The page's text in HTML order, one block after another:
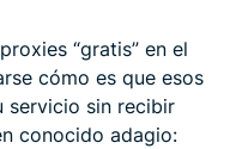
“gratis” en el
cómo es que esos
servicio sin recibir
conocido adagio: